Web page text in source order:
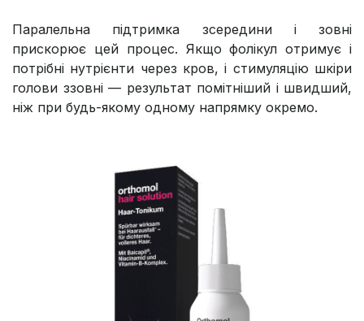
Паралельна підтримка зсередини і зовні
прискорює цей процес. Якщо фолікул отримує і
потрібні нутрієнти через кров, і стимуляцію шкіри
голови ззовні — результат помітніший і швидший,
ніж при будь-якому одному напрямку окремо.